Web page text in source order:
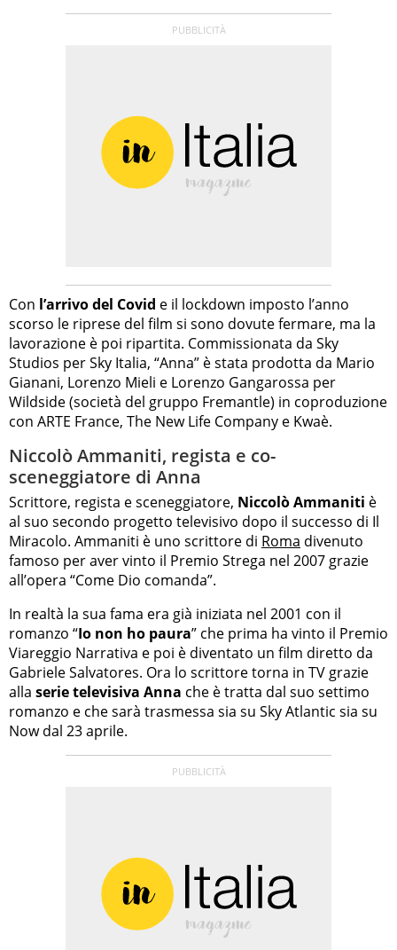
Con l’arrivo del Covid e il lockdown imposto l’anno
scorso le riprese del film si sono dovute fermare, ma la
lavorazione è poi ripartita. Commissionata da Sky
Studios per Sky Italia, “Anna” è stata prodotta da Mario
Gianani, Lorenzo Mieli e Lorenzo Gangarossa per
Wildside (società del gruppo Fremantle) in coproduzione
con ARTE France, The New Life Company e Kwaè.
Niccolò Ammaniti, regista e co-
sceneggiatore di Anna
Scrittore, regista e sceneggiatore, Niccolò Ammaniti è
al suo secondo progetto televisivo dopo il successo di Il
Miracolo. Ammaniti è uno scrittore di Roma divenuto
famoso per aver vinto il Premio Strega nel 2007 grazie
all’opera “Come Dio comanda”.
In realtà la sua fama era già iniziata nel 2001 con il
romanzo “Io non ho paura” che prima ha vinto il Premio
Viareggio Narrativa e poi è diventato un film diretto da
Gabriele Salvatores. Ora lo scrittore torna in TV grazie
alla serie televisiva Anna che è tratta dal suo settimo
romanzo e che sarà trasmessa sia su Sky Atlantic sia su
Now dal 23 aprile.